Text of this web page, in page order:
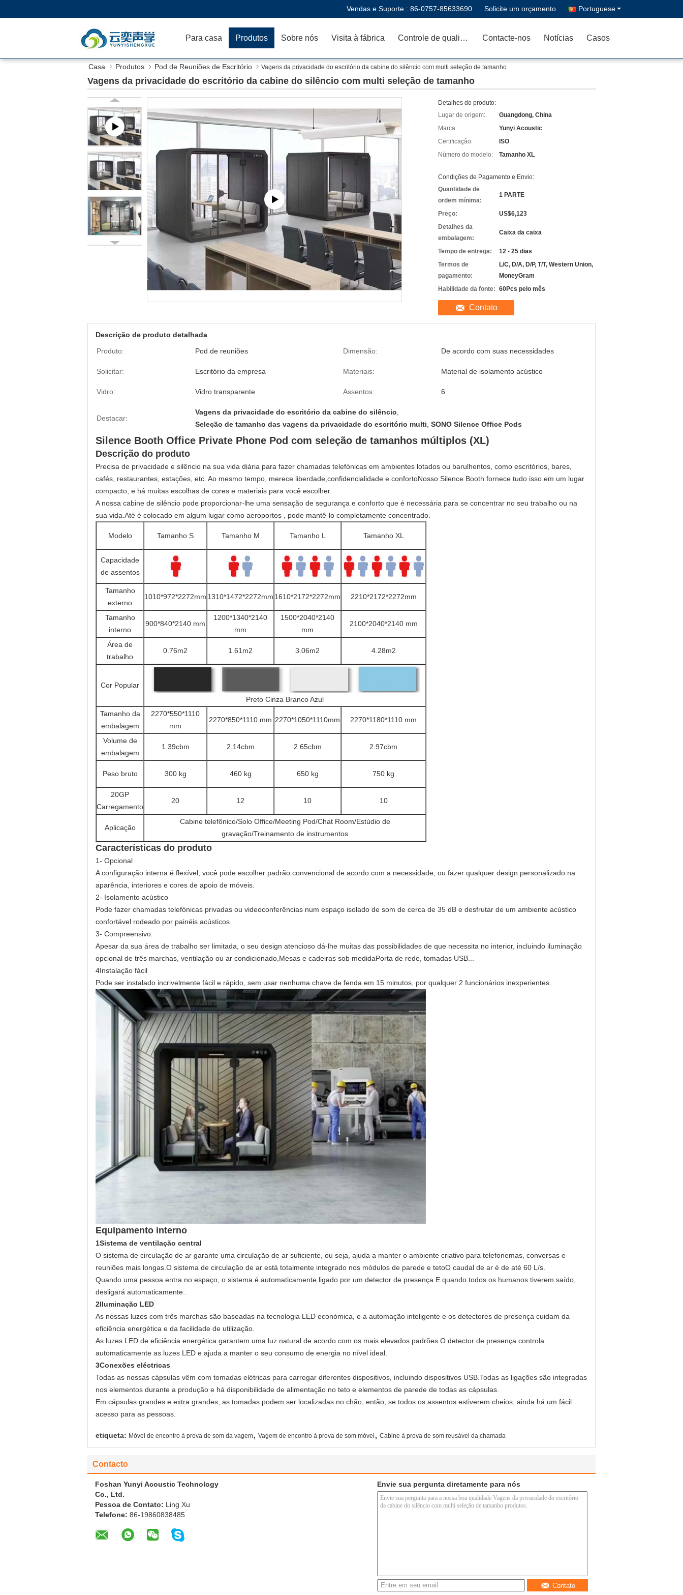
Vendas e Suporte : 86-0757-85633690 Solicite um orçamento Portuguese
Para casa Produtos Sobre nós Visita à fábrica Controle de qualidade Contacte-nos Notícias Casos
Casa Produtos Pod de Reuniões de Escritório Vagens da privacidade do escritório da cabine do silêncio com multi seleção de tamanho
Vagens da privacidade do escritório da cabine do silêncio com multi seleção de tamanho
Detalhes do produto:
Lugar de origem:
Guangdong, China
Marca:
Yunyi Acoustic
Certificação:
ISO
Número do modelo:
Tamanho XL
Condições de Pagamento e Envio:
Quantidade de
ordem mínima:
1 PARTE
Preço:
US$6,123
Detalhes da
embalagem:
Caixa da caixa
Tempo de entrega:
12 - 25 dias
Termos de
pagamento:
L/C, D/A, D/P, T/T, Western Union,
MoneyGram
Habilidade da fonte: 60Pcs pelo mês
Contato
Descrição de produto detalhada
Produto:
Pod de reuniões Dimensão: De acordo com suas necessidades
Solicitar: Escritório da empresa Materiais: Material de isolamento acústico
Vidro: Vidro transparente Assentos: 6
Destacar:
Vagens da privacidade do escritório da cabine do silêncio
Seleção de tamanho das vagens da privacidade do escritório multi SONO Silence Office Pods
Silence Booth Office Private Phone Pod com seleção de tamanhos múltiplos (XL)
Descrição do produto
Precisa de privacidade e silêncio na sua vida diária para fazer chamadas telefónicas em ambientes lotados ou barulhentos, como escritórios, bares,
cafés, restaurantes, estações, etc. Ao mesmo tempo, merece liberdade,confidencialidade e confortoNosso Silence Booth fornece tudo isso em um lugar
compacto, e há muitas escolhas de cores e materiais para você escolher.
A nossa cabine de silêncio pode proporcionar-lhe uma sensação de segurança e conforto que é necessária para se concentrar no seu trabalho ou na
sua vida.Até é colocado em algum lugar como aeroportos , pode mantê-lo completamente concentrado.
Modelo Tamanho S Tamanho M Tamanho L Tamanho XL
Capacidade
de assentos
Tamanho
externo
1010*972*2272mm 1310*1472*2272mm 1610*2172*2272mm 2210*2172*2272mm
Tamanho
interno
900*840*2140 mm
1200*1340*2140
mm
1500*2040*2140
mm
2100*2040*2140 mm
Área de
trabalho
0.76m2 1.61m2 3.06m2 4.28m2
Cor Popular
Preto Cinza Branco Azul
Tamanho da
embalagem
2270*550*1110
mm
2270*850*1110 mm 2270*1050*1110mm 2270*1180*1110 mm
Volume de
embalagem
1.39cbm 2.14cbm 2.65cbm 2.97cbm
Peso bruto 300 kg 460 kg 650 kg 750 kg
20GP
Carregamento
20 12 10 10
Aplicação
Cabine telefônico/Solo Office/Meeting Pod/Chat Room/Estúdio de
gravação/Treinamento de instrumentos
Características do produto
1- Opcional
A configuração interna é flexível, você pode escolher padrão convencional de acordo com a necessidade, ou fazer qualquer design personalizado na
aparência, interiores e cores de apoio de móveis.
2- Isolamento acústico
Pode fazer chamadas telefónicas privadas ou videoconferências num espaço isolado de som de cerca de 35 dB e desfrutar de um ambiente acústico
confortável rodeado por painéis acústicos.
3- Compreensivo.
Apesar da sua área de trabalho ser limitada, o seu design atencioso dá-lhe muitas das possibilidades de que necessita no interior, incluindo iluminação
opcional de três marchas, ventilação ou ar condicionado,Mesas e cadeiras sob medidaPorta de rede, tomadas USB...
4Instalação fácil
Pode ser instalado incrivelmente fácil e rápido, sem usar nenhuma chave de fenda em 15 minutos, por qualquer 2 funcionários inexperientes.
Equipamento interno
1Sistema de ventilação central
O sistema de circulação de ar garante uma circulação de ar suficiente, ou seja, ajuda a manter o ambiente criativo para telefonemas, conversas e
reuniões mais longas.O sistema de circulação de ar está totalmente integrado nos módulos de parede e tetoO caudal de ar é de até 60 L/s.
Quando uma pessoa entra no espaço, o sistema é automaticamente ligado por um detector de presença.E quando todos os humanos tiverem saído,
desligará automaticamente..
2Iluminação LED
As nossas luzes com três marchas são baseadas na tecnologia LED económica, e a automação inteligente e os detectores de presença cuidam da
eficiência energética e da facilidade de utilização.
As luzes LED de eficiência energética garantem uma luz natural de acordo com os mais elevados padrões.O detector de presença controla
automaticamente as luzes LED e ajuda a manter o seu consumo de energia no nível ideal.
3Conexões eléctricas
Todas as nossas cápsulas vêm com tomadas elétricas para carregar diferentes dispositivos, incluindo dispositivos USB.Todas as ligações são integradas
nos elementos durante a produção e há disponibilidade de alimentação no teto e elementos de parede de todas as cápsulas.
Em cápsulas grandes e extra grandes, as tomadas podem ser localizadas no chão, então, se todos os assentos estiverem cheios, ainda há um fácil
acesso para as pessoas.
etiqueta: Móvel de encontro à prova de som da vagem, Vagem de encontro à prova de som móvel , Cabine à prova de som reusável da chamada
Contacto
Foshan Yunyi Acoustic Technology
Co., Ltd.
Pessoa de Contato: Ling Xu
Telefone: 86-19860838485
Envie sua pergunta diretamente para nós
Contato